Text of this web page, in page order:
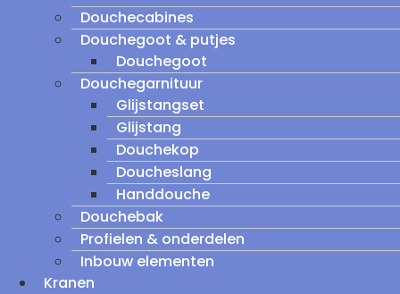
Douchecabines
Douchegoot & putjes
Douchegoot
Douchegarnituur
Glijstangset
Glijstang
Douchekop
Doucheslang
Handdouche
Douchebak
Profielen & onderdelen
Inbouw elementen
Kranen